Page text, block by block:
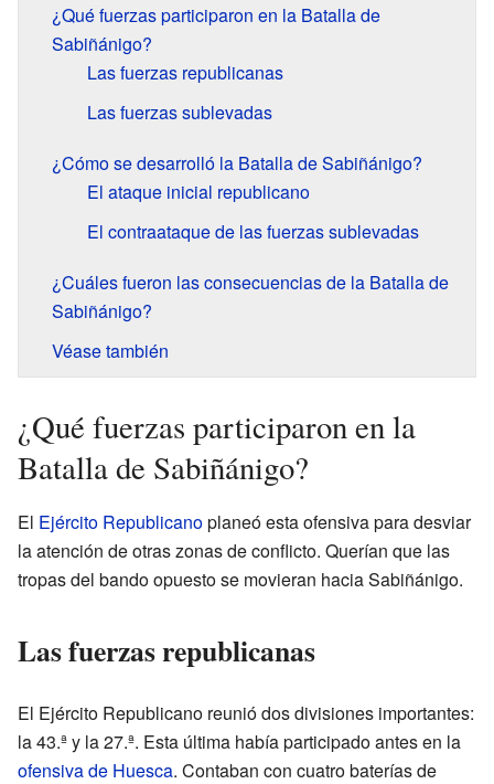
¿Qué fuerzas participaron en la Batalla de
Sabiñánigo?
Las fuerzas republicanas
Las fuerzas sublevadas
¿Cómo se desarrolló la Batalla de Sabiñánigo?
El ataque inicial republicano
El contraataque de las fuerzas sublevadas
¿Cuáles fueron las consecuencias de la Batalla de
Sabiñánigo?
Véase también
¿Qué fuerzas participaron en la
Batalla de Sabiñánigo?
El Ejército Republicanoplaneó esta ofensiva para desviar
la atención de otras zonas de conflicto. Querían que las
tropas del bando opuesto se movieran hacia Sabiñánigo.
Las fuerzas republicanas
El Ejército Republicano reunió dos divisiones importantes:
la 43.ª y la 27.ª. Esta última había participado antes en la
ofensiva de Huesca. Contaban con cuatro baterías de